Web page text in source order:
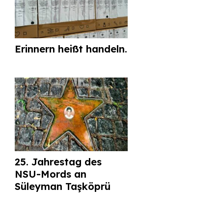
Erinnern heißt handeln.
25. Jahrestag des
NSU-Mords an
Süleyman Taşköprü